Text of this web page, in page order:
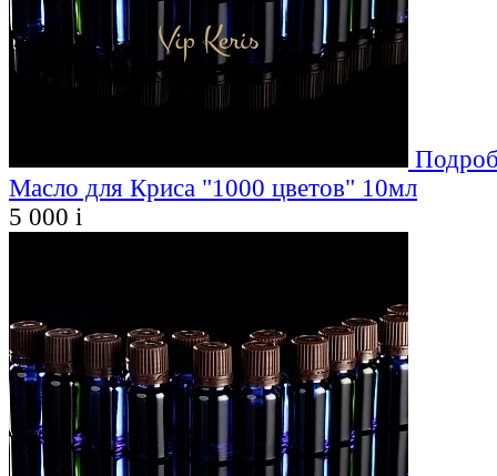
Масло для Криса "1000 цветов" 10мл
5 000 i